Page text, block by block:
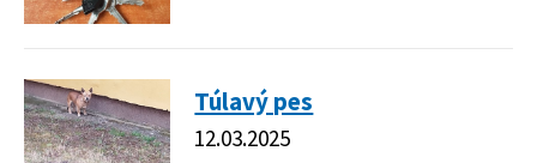
Túlavý pes
12.03.2025